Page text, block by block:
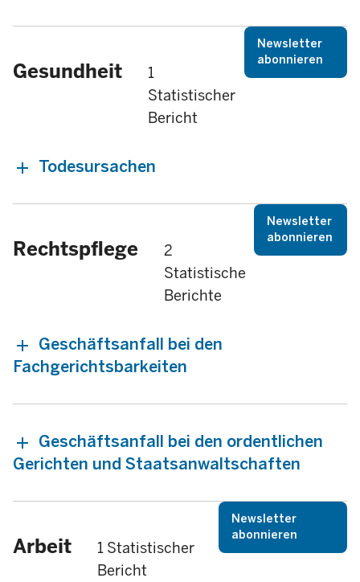
Gesundheit
1
Statistischer
Bericht
Newsletter
abonnieren
Todesursachen
Rechtspflege
2
Statistische
Berichte
Newsletter
abonnieren
Geschäftsanfall bei den
Fachgerichtsbarkeiten
Geschäftsanfall bei den ordentlichen
Gerichten und Staatsanwaltschaften
Arbeit
1 Statistischer
Bericht
Newsletter
abonnieren